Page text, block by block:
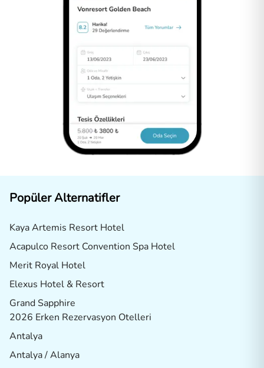
Popüler Alternatifler
Kaya Artemis Resort Hotel
Acapulco Resort Convention Spa Hotel
Merit Royal Hotel
Elexus Hotel & Resort
Grand Sapphire
2026 Erken Rezervasyon Otelleri
Antalya
Antalya / Alanya